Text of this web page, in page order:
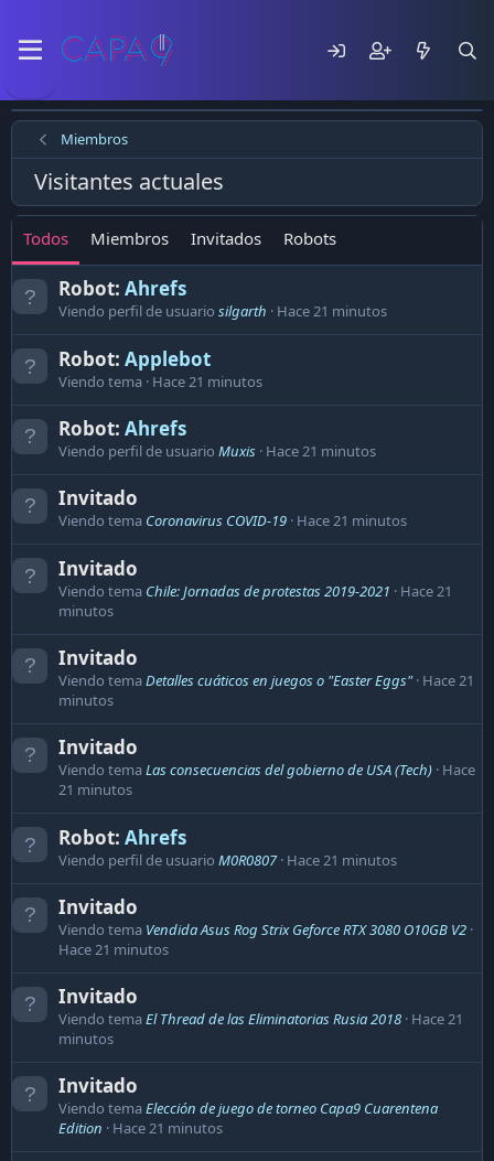
Miembros
Visitantes actuales
Todos Miembros Invitados Robots
Robot: Ahrefs
Viendo perfil de usuario silgarth Hace 21 minutos
Robot: Applebot
Viendo tema Hace 21 minutos
Robot: Ahrefs
Viendo perfil de usuario Muxis Hace 21 minutos
Invitado
Viendo tema Coronavirus COVID-19 Hace 21 minutos
Invitado
Viendo tema Chile: Jornadas de protestas 2019-2021
Hace 21
minutos
Invitado
Viendo temaDetalles cuáticos en juegos o "Easter Eggs" Hace 21
minutos
Invitado
Viendo temaLas consecuencias del gobierno de USA (Tech) Hace
21 minutos
Robot: Ahrefs
Viendo perfil de usuario M0R0807 Hace 21 minutos
Invitado
Viendo tema Vendida Asus Rog Strix Geforce RTX 3080 O10GB V2
Hace 21 minutos
Invitado
Viendo temaEl Thread de las Eliminatorias Rusia 2018 Hace 21
minutos
Invitado
Viendo temaElección de juego de torneo Capa9 Cuarentena
Edition
Hace 21 minutos